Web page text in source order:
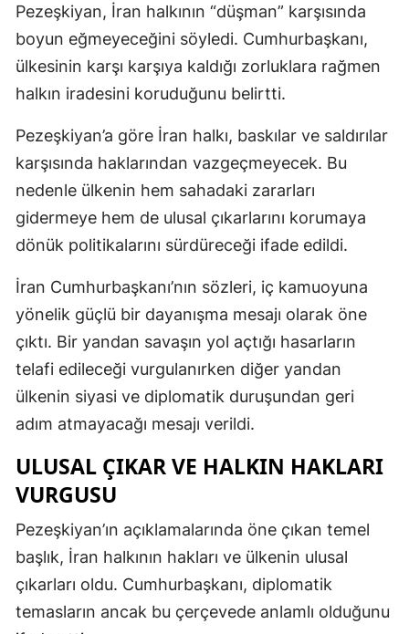
Pezeşkiyan, İran halkının “düşman” karşısında
boyun eğmeyeceğini söyledi. Cumhurbaşkanı,
ülkesinin karşı karşıya kaldığı zorluklara rağmen
halkın iradesini koruduğunu belirtti.
Pezeşkiyan’a göre İran halkı, baskılar ve saldırılar
karşısında haklarından vazgeçmeyecek. Bu
nedenle ülkenin hem sahadaki zararları
gidermeye hem de ulusal çıkarlarını korumaya
dönük politikalarını sürdüreceği ifade edildi.
İran Cumhurbaşkanı’nın sözleri, iç kamuoyuna
yönelik güçlü bir dayanışma mesajı olarak öne
çıktı. Bir yandan savaşın yol açtığı hasarların
telafi edileceği vurgulanırken diğer yandan
ülkenin siyasi ve diplomatik duruşundan geri
adım atmayacağı mesajı verildi.
ULUSAL ÇIKAR VE HALKIN HAKLARI
VURGUSU
Pezeşkiyan’ın açıklamalarında öne çıkan temel
başlık, İran halkının hakları ve ülkenin ulusal
çıkarları oldu. Cumhurbaşkanı, diplomatik
temasların ancak bu çerçevede anlamlı olduğunu